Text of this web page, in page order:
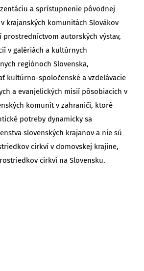
a sprístupnenie pôvodnej
krajanských komunitách Slovákov
prostredníctvom autorských výstav,
v galériách a kultúrnych
regiónoch Slovenska,
kultúrno-spoločenské a vzdelávacie
a evanjelických misií pôsobiacich v
komunít v zahraničí, ktoré
potreby dynamicky sa
slovenských krajanov a nie sú
cirkví v domovskej krajine,
cirkví na Slovensku.